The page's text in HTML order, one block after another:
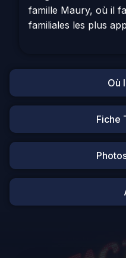
Où
Fiche
famille Maury, où il
familiales les plus